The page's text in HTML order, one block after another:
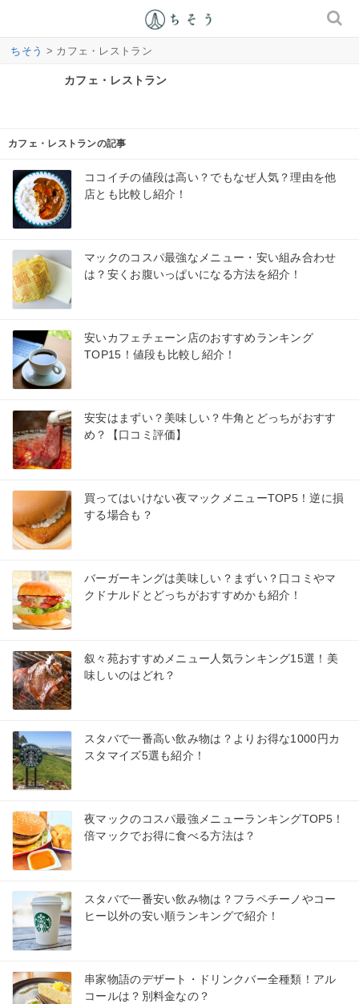
ちそう > カフェ・レストラン
カフェ・レストラン
カフェ・レストランの記事
ココイチの値段は高い？でもなぜ人気？理由を他
店とも比較し紹介！
マックのコスパ最強なメニュー・安い組み合わせ
は？安くお腹いっぱいになる方法を紹介！
安いカフェチェーン店のおすすめランキング
TOP15！値段も比較し紹介！
安安はまずい？美味しい？牛角とどっちがおすす
め？【口コミ評価】
買ってはいけない夜マックメニューTOP5！逆に損
する場合も？
バーガーキングは美味しい？まずい？口コミやマ
クドナルドとどっちがおすすめかも紹介！
叙々苑おすすめメニュー人気ランキング15選！美
味しいのはどれ？
スタバで一番高い飲み物は？よりお得な1000円カ
スタマイズ5選も紹介！
夜マックのコスパ最強メニューランキングTOP5！
倍マックでお得に食べる方法は？
スタバで一番安い飲み物は？フラペチーノやコー
ヒー以外の安い順ランキングで紹介！
串家物語のデザート・ドリンクバー全種類！アル
コールは？別料金なの？